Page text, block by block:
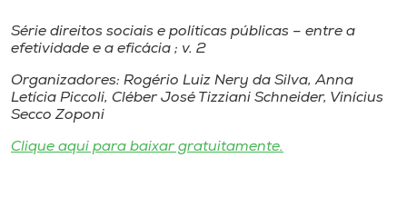
Museu
Série direitos sociais e políticas públicas – entre a
efetividade e a eficácia ; v. 2
Organizadores: Rogério Luiz Nery da Silva, Anna
Letícia Piccoli, Cléber José Tizziani Schneider, Vinícius
Secco Zoponi
Clique aqui para baixar gratuitamente.